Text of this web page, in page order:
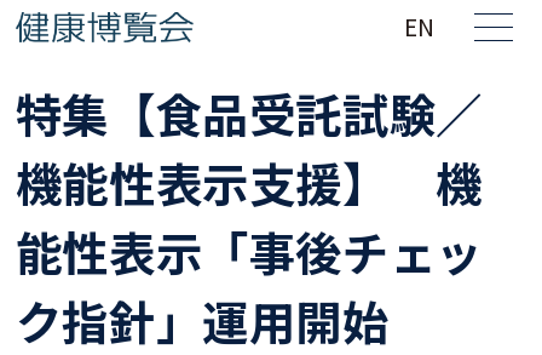
EN
特集【食品受託試験／
機能性表示支援】 機
能性表示「事後チェッ
ク指針」運用開始